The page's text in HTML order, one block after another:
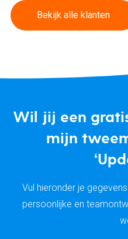
Bekijk alle klanten
Wil jij een
mijn
Vul hieronder je
persoonlijke en